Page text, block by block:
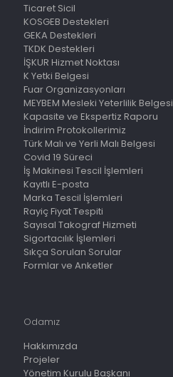
Ticaret Sicil
KOSGEB Destekleri
GEKA Destekleri
TKDK Destekleri
İŞKUR Hizmet Noktası
K Yetki Belgesi
Fuar Organizasyonları
MEYBEM Mesleki Yeterlilik Belgesi
Kapasite ve Ekspertiz Raporu
İndirim Protokollerimiz
Türk Malı ve Yerli Malı Belgesi
Covid 19 Süreci
İş Makinesi Tescil İşlemleri
Kayıtlı E-posta
Marka Tescil İşlemleri
Rayiç Fiyat Tespiti
Sayısal Takograf Hizmeti
Sigortacılık İşlemleri
Sıkça Sorulan Sorular
Formlar ve Anketler
Odamız
Hakkımızda
Projeler
Yönetim Kurulu Başkanı